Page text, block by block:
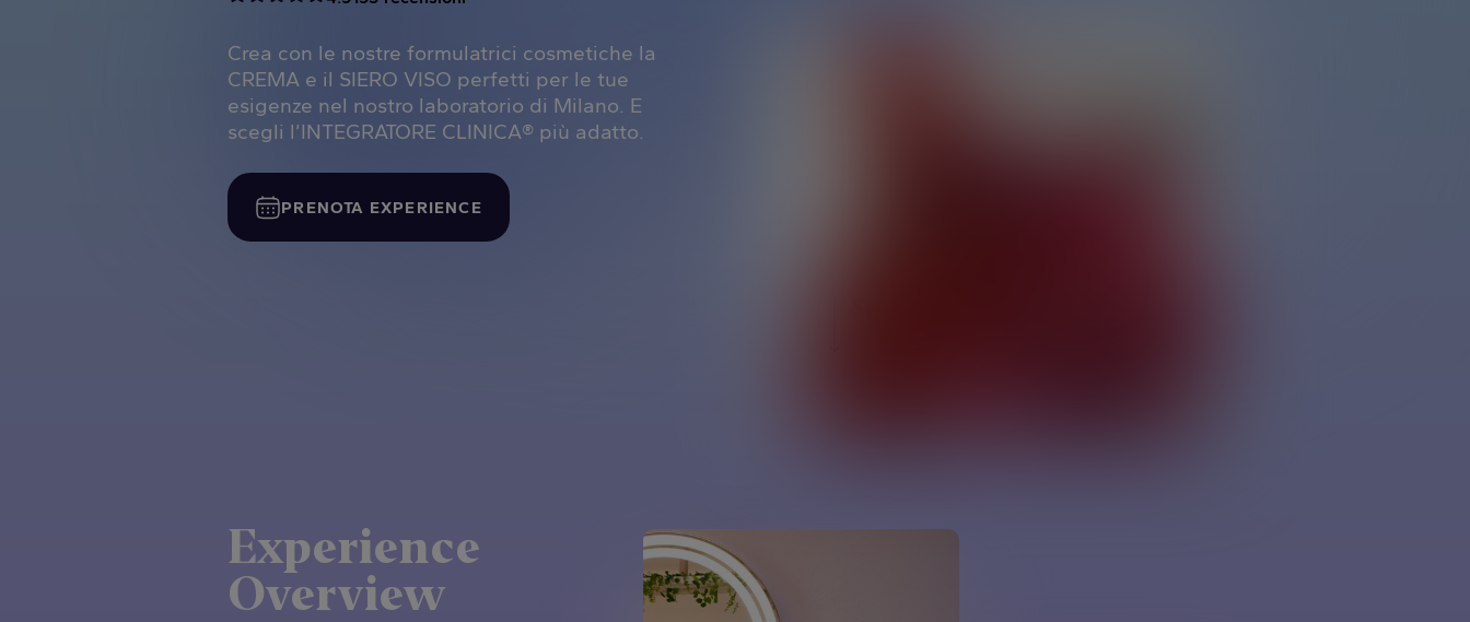
Crea con le nostre formulatrici cosmetiche la
CREMA e il SIERO VISO perfetti per le tue
esigenze nel nostro laboratorio di Milano. E
scegli l’INTEGRATORE CLINICA® più adatto.
PRENOTA EXPERIENCE
Experience
Overview